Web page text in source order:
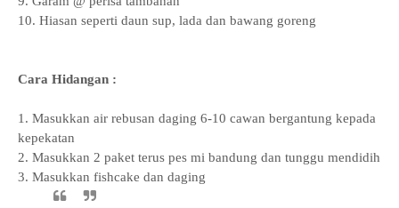
10. Hiasan seperti daun sup, lada dan bawang goreng
Cara Hidangan :
1. Masukkan air rebusan daging 6-10 cawan bergantung kepada
kepekatan
2. Masukkan 2 paket terus pes mi bandung dan tunggu mendidih
3. Masukkan fishcake dan daging